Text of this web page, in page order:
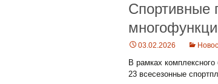
Спортивные
03.02.2026
В рамках комплексного
23 всесезонные